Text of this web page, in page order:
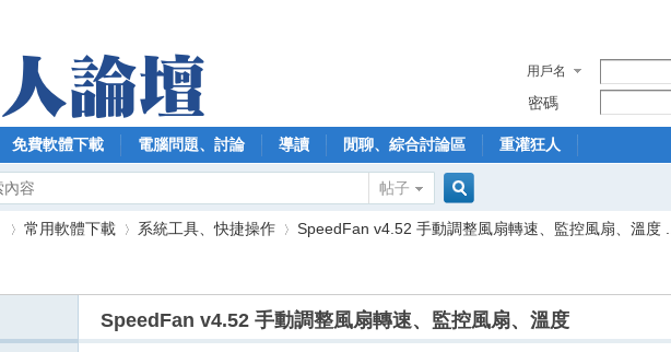
用戶名
密碼
免費軟體下載 電腦問題、討論 導讀 閒聊、綜合討論區 重灌狂人
帖子
搜
索
常用軟體下載
›
系統工具、快捷操作
›
SpeedFan v4.52 手動調整風扇轉速、監控風扇、溫度 ...
SpeedFan v4.52 手動調整風扇轉速、監控風扇、溫度